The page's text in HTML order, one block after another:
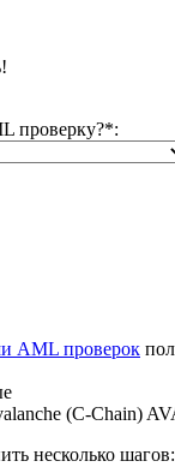
проверку?*:
AML проверок
(C-Chain)
несколько шагов: